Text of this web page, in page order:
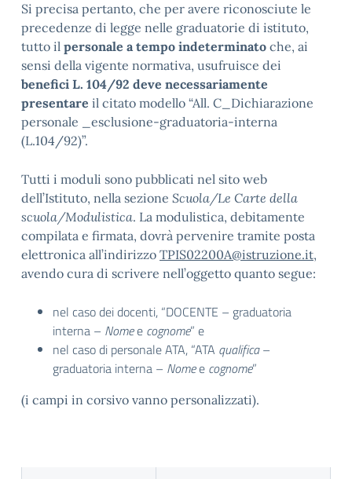
Si precisa pertanto, che per avere riconosciute le
precedenze di legge nelle graduatorie di istituto,
tutto il personale a tempo indeterminato che, ai
sensi della vigente normativa, usufruisce dei
benefici L. 104/92 deve necessariamente
presentare il citato modello “All. C_Dichiarazione
personale _esclusione-graduatoria-interna
(L.104/92)”.
Tutti i moduli sono pubblicati nel sito web
dell’Istituto, nella sezione Scuola/Le Carte della
scuola/Modulistica. La modulistica, debitamente
compilata e firmata, dovrà pervenire tramite posta
elettronica all’indirizzo TPIS02200A@istruzione.it,
avendo cura di scrivere nell’oggetto quanto segue:
nel caso dei docenti, “DOCENTE – graduatoria
interna – Nomee cognome” e
nel caso di personale ATA, “ATA qualifica–
graduatoria interna – Nomee cognome”
(i campi in corsivo vanno personalizzati).